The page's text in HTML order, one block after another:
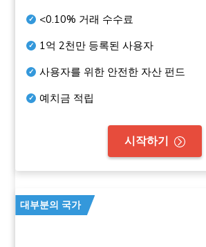
<0.10% 거래 수수료
1억 2천만 등록된 사용자
사용자를 위한 안전한 자산 펀드
예치금 적립
시작하기
대부분의 국가